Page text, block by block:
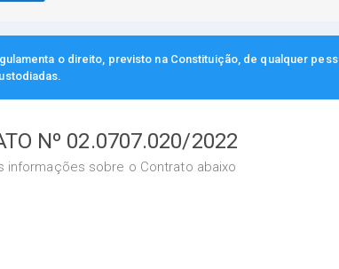
o direito, previsto na Constituição, de qualquer
Nº 02.0707.020/2022
informações sobre o Contrato abaixo